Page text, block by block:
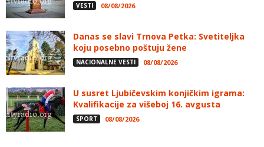
VESTI 08/08/2026
Danas se slavi Trnova Petka: Svetiteljka
koju posebno poštuju žene
NACIONALNE VESTI 08/08/2026
U susret Ljubičevskim konjičkim igrama:
Kvalifikacije za višeboj 16. avgusta
SPORT 08/08/2026